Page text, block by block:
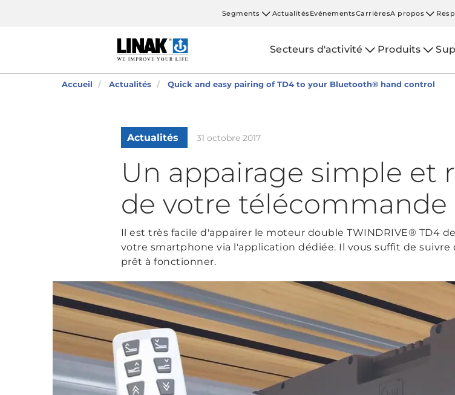
Segments ActualitésEvénementsCarrièresA propos
Secteurs d'activité Produits
Accueil Actualités Quick and easy pairing of TD4 to your Bluetooth® hand control
Actualités 31 octobre 2017
Un appairage simple et
de votre
Il est très facile d'appairer le moteur double TWINDRIVE® TD4
votre smartphone via l'application dédiée. Il vous suffit de
prêt à fonctionner.